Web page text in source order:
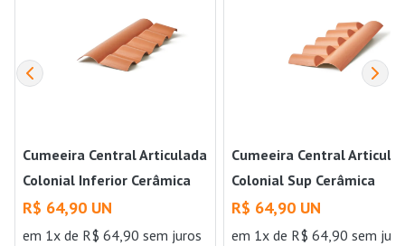
Cumeeira Central Articulada
Colonial Inferior Cerâmica
Precon
R$ 64,90 UN
em 1x de R$ 64,90 sem juros
Cumeeira Central
Colonial Sup Cerâmica
Precon
R$ 64,90 UN
em 1x de R$ 64,90 sem